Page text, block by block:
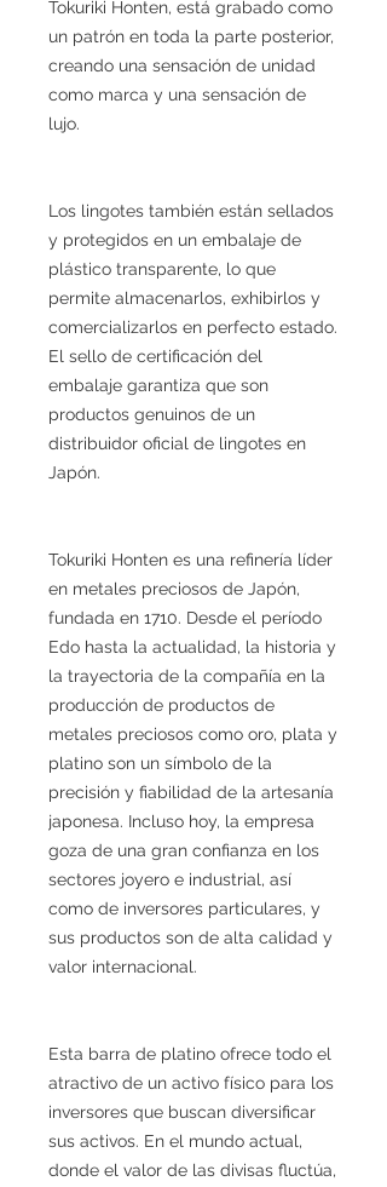
Tokuriki Honten, está grabado como
un patrón en toda la parte posterior,
creando una sensación de unidad
como marca y una sensación de
lujo.
Los lingotes también están sellados
y protegidos en un embalaje de
plástico transparente, lo que
permite almacenarlos, exhibirlos y
comercializarlos en perfecto estado.
El sello de certificación del
embalaje garantiza que son
productos genuinos de un
distribuidor oficial de lingotes en
Japón.
Tokuriki Honten es una refinería líder
en metales preciosos de Japón,
fundada en 1710. Desde el período
Edo hasta la actualidad, la historia y
la trayectoria de la compañía en la
producción de productos de
metales preciosos como oro, plata y
platino son un símbolo de la
precisión y fiabilidad de la artesanía
japonesa. Incluso hoy, la empresa
goza de una gran confianza en los
sectores joyero e industrial, así
como de inversores particulares, y
sus productos son de alta calidad y
valor internacional.
Esta barra de platino ofrece todo el
atractivo de un activo físico para los
inversores que buscan diversificar
sus activos. En el mundo actual,
donde el valor de las divisas fluctúa,